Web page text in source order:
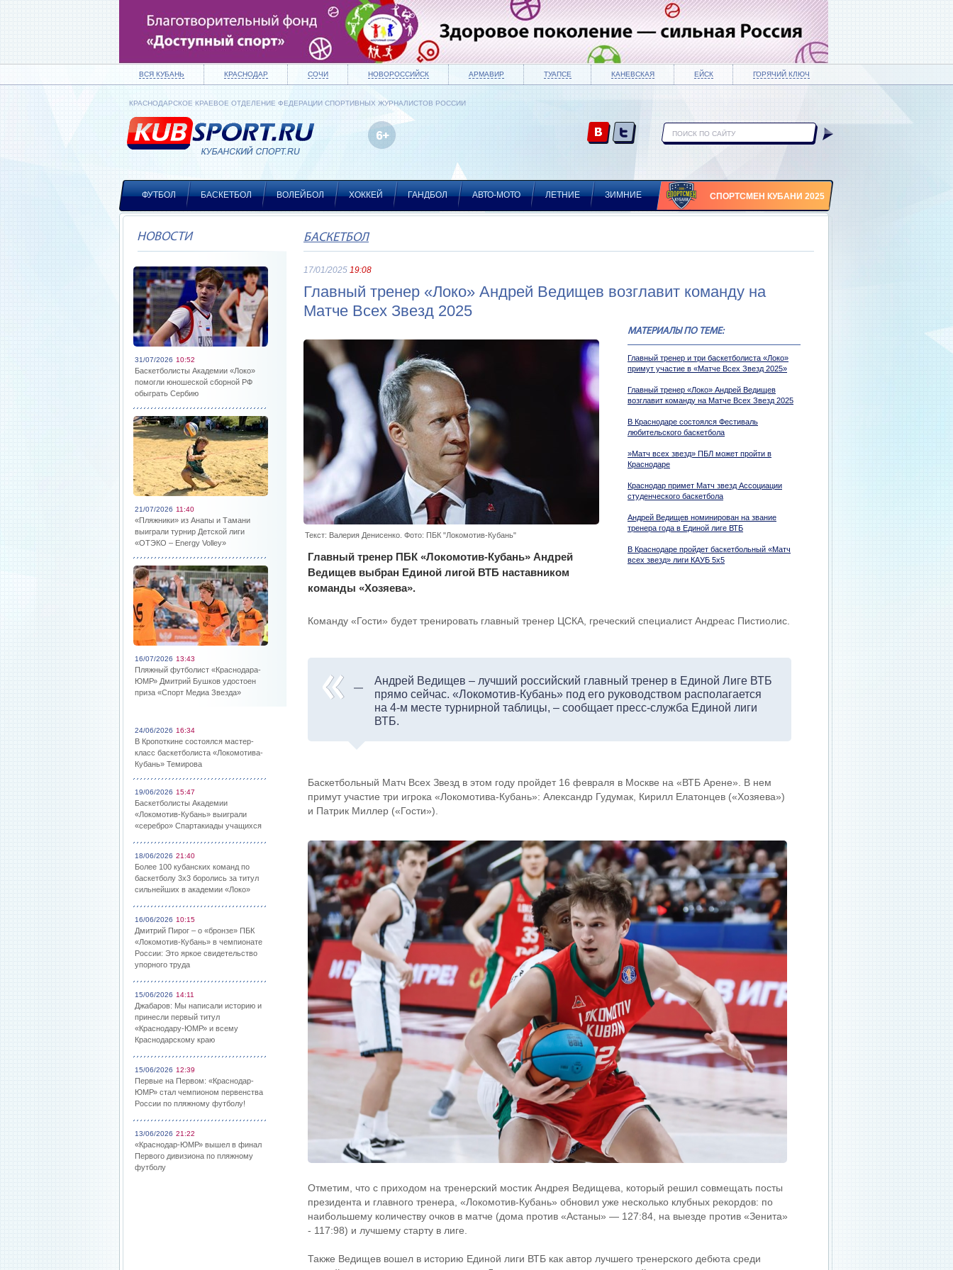
ВСЯ КУБАНЬ КРАСНОДАР СОЧИ НОВОРОССИЙСК АРМАВИР ТУАПСЕ КАНЕВСКАЯ ЕЙСК ГОРЯЧИЙ КЛЮЧ
КРАСНОДАРСКОЕ КРАЕВОЕ ОТДЕЛЕНИЕ ФЕДЕРАЦИИ СПОРТИВНЫХ ЖУРНАЛИСТОВ РОССИИ
ФУТБОЛ БАСКЕТБОЛ ВОЛЕЙБОЛ ХОККЕЙ ГАНДБОЛ АВТО-МОТО ЛЕТНИЕ ЗИМНИЕ СПОРТСМЕН КУБАНИ 2025
НОВОСТИ
31/07/2026 10:52
Баскетболисты Академии «Локо»
помогли юношеской сборной РФ
обыграть Сербию
21/07/2026 11:40
«Пляжники» из Анапы и Тамани
выиграли турнир Детской лиги
«ОТЭКО – Energy Volley»
16/07/2026 13:43
Пляжный футболист «Краснодара-
ЮМР» Дмитрий Бушков удостоен
приза «Спорт Медиа Звезда»
24/06/2026 16:34
В Кропоткине состоялся мастер-
класс баскетболиста «Локомотива-
Кубань» Темирова
19/06/2026 15:47
Баскетболисты Академии
«Локомотив-Кубань» выиграли
«серебро» Спартакиады учащихся
18/06/2026 21:40
Более 100 кубанских команд по
баскетболу 3х3 боролись за титул
сильнейших в академии «Локо»
16/06/2026 10:15
Дмитрий Пирог – о «бронзе» ПБК
«Локомотив-Кубань» в чемпионате
России: Это яркое свидетельство
упорного труда
15/06/2026 14:11
Джабаров: Мы написали историю и
принесли первый титул
«Краснодару-ЮМР» и всему
Краснодарскому краю
15/06/2026 12:39
Первые на Первом: «Краснодар-
ЮМР» стал чемпионом первенства
России по пляжному футболу!
13/06/2026 21:22
«Краснодар-ЮМР» вышел в финал
Первого дивизиона по пляжному
футболу
БАСКЕТБОЛ
17/01/2025 19:08
Главный тренер «Локо» Андрей Ведищев возглавит команду на
Матче Всех Звезд 2025
МАТЕРИАЛЫ ПО ТЕМЕ:
Главный тренер и три баскетболиста «Локо»
примут участие в «Матче Всех Звезд 2025»
Главный тренер «Локо» Андрей Ведищев
возглавит команду на Матче Всех Звезд 2025
В Краснодаре состоялся Фестиваль
любительского баскетбола
»Матч всех звезд» ПБЛ может пройти в
Краснодаре
Краснодар примет Матч звезд Ассоциации
студенческого баскетбола
Андрей Ведищев номинирован на звание
тренера года в Единой лиге ВТБ
В Краснодаре пройдет баскетбольный «Матч
всех звезд» лиги КАУБ 5х5
Текст: Валерия Денисенко. Фото: ПБК "Локомотив-Кубань"
Главный тренер ПБК «Локомотив-Кубань» Андрей
Ведищев выбран Единой лигой ВТБ наставником
команды «Хозяева».
Команду «Гости» будет тренировать главный тренер ЦСКА, греческий специалист Андреас Пистиолис.
Андрей Ведищев – лучший российский главный тренер в Единой Лиге ВТБ
прямо сейчас. «Локомотив-Кубань» под его руководством располагается
на 4-м месте турнирной таблицы, – сообщает пресс-служба Единой лиги
ВТБ.
Баскетбольный Матч Всех Звезд в этом году пройдет 16 февраля в Москве на «ВТБ Арене». В нем
примут участие три игрока «Локомотива-Кубань»: Александр Гудумак, Кирилл Елатонцев («Хозяева»)
и Патрик Миллер («Гости»).
Отметим, что с приходом на тренерский мостик Андрея Ведищева, который решил совмещать посты
президента и главного тренера, «Локомотив-Кубань» обновил уже несколько клубных рекордов: по
наибольшему количеству очков в матче (дома против «Астаны» — 127:84, на выезде против «Зенита»
- 117:98) и лучшему старту в лиге.
Также Ведищев вошел в историю Единой лиги ВТБ как автор лучшего тренерского дебюта среди